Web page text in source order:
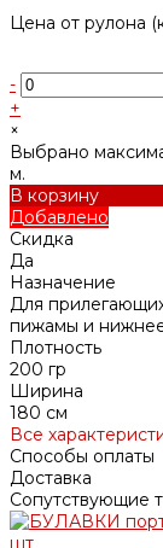
Цена от рулона
-
+
×
Выбрано
м.
В корзину
Добавлено
Скидка
Да
Назначение
Для
пижамы и
Плотность
200 гр
Ширина
180 см
Все
Способы оплаты
Доставка
Сопутствующие